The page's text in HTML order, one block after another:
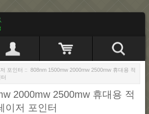
포인터 :: 808nm 1500mw 2000mw 2500mw 휴대용 적
2000mw 2500mw 휴대용 적
이저 포인터